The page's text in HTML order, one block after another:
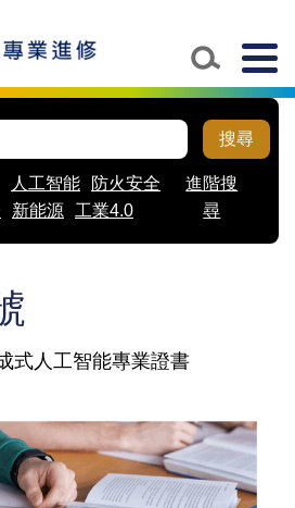
搜尋
人工智能
防火安全
新能源 工業4.0
進階搜
尋
式人工智能專業證書